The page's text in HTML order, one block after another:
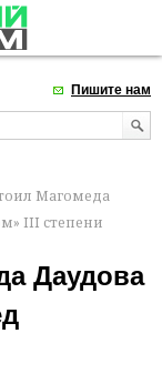
Пишите нам
Магомеда
III степени
Даудова